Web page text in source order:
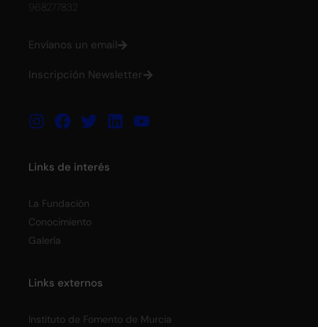
968277832
Envíanos un email
Inscripción Newsletter
Links de interés
La Fundación
Conocimiento
Galería
Links externos
Instituto de Fomento de Murcia